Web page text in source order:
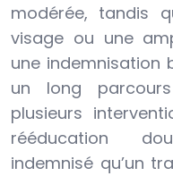
modérée, tandis
visage ou une
une indemnisation
un long
plusieurs
rééducation
indemnisé qu’un